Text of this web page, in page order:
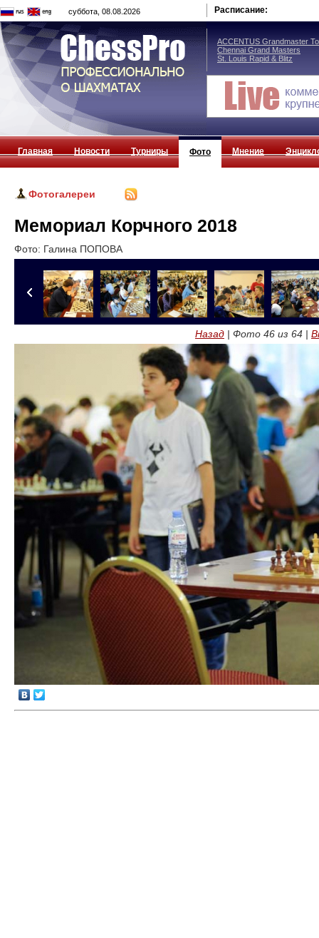
суббота, 08.08.2026 Расписание:
ACCENTUS Grandmaster
Chennai Grand Masters
St. Louis Rapid & Blitz
Главная Новости Турниры Фото Мнение
Фотогалереи
Мемориал Корчного 2018
Фото: Галина ПОПОВА
Назад | Фото 46 из 64 |